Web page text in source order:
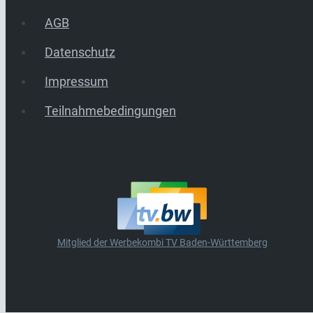
AGB
Datenschutz
Impressum
Teilnahmebedingungen
Mitglied der Werbekombi TV Baden-Württemberg